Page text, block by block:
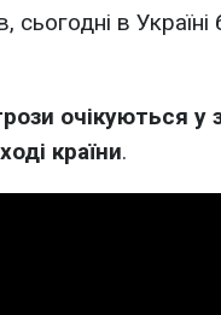
сьогодні в Україні
очікуються у
країни.